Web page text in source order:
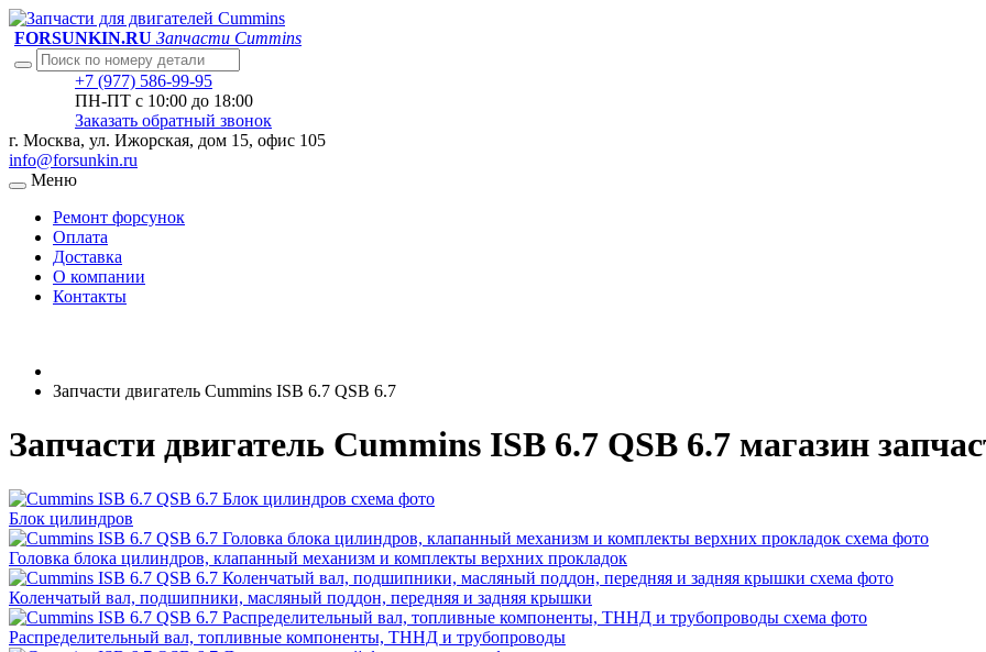
FORSUNKIN.RU Запчасти Cummins
+7 (977) 586-99-95
ПН-ПТ с 10:00 до 18:00
Заказать обратный звонок
г. Москва, ул. Ижорская, дом 15, офис 105
info@forsunkin.ru
Меню
Ремонт форсунок
Оплата
Доставка
О компании
Контакты
Запчасти двигатель Cummins ISB 6.7 QSB 6.7
Запчасти двигатель Cummins ISB 6.7 QSB 6.7 магазин
Блок цилиндров
Головка блока цилиндров, клапанный механизм и комплекты верхних прокладок
Коленчатый вал, подшипники, масляный поддон, передняя и задняя крышки
Распределительный вал, топливные компоненты, ТННД и трубопроводы